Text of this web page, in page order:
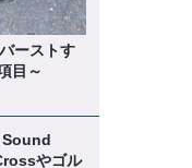
ーストす
目～
Sound
やゴル